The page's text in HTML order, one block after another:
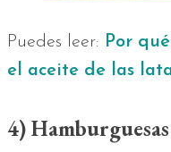
Puedes leer: Por
el aceite de las
4)